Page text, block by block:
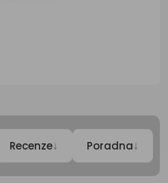
Recenze↓ Poradna↓